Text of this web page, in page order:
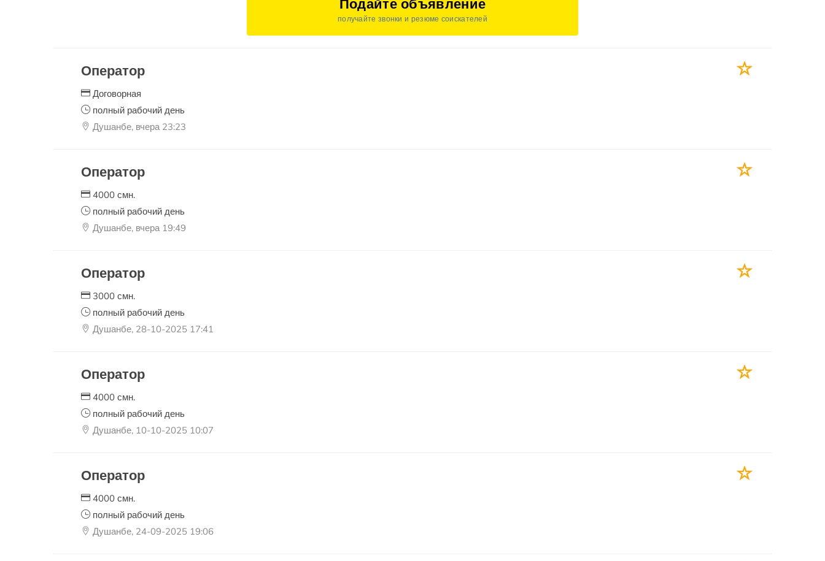
Подайте объявление
получайте звонки и резюме соискателей
Оператор
Договорная
полный рабочий день
Душанбе, вчера 23:23
Оператор
4000 смн.
полный рабочий день
Душанбе, вчера 19:49
Оператор
3000 смн.
полный рабочий день
Душанбе, 28-10-2025 17:41
Оператор
4000 смн.
полный рабочий день
Душанбе, 10-10-2025 10:07
Оператор
4000 смн.
полный рабочий день
Душанбе, 24-09-2025 19:06